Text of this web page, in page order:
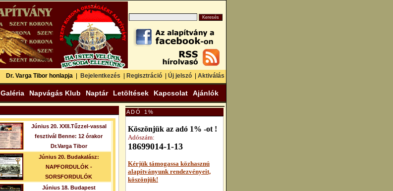
Dr. Varga Tibor honlapja Bejelentkezés Regisztráció Új jelszó Aktiválás
Galéria Napvágás Klub Naptár Letöltések Kapcsolat Ajánlók
Június 20. XXII.Tűzzel-vassal
fesztivál Benne: 12 órakor
Dr.Varga Tibor
Június 20. Budakalász:
NAPFORDULÓK -
SORSFORDULÓK
Június 18. Budapest
ADÓ 1%
Köszönjük az adó 1% -ot !
Adószám:
18699014-1-13
Kérjük támogassa közhasznú
alapítványunkrendezvényeit,
köszönjük!